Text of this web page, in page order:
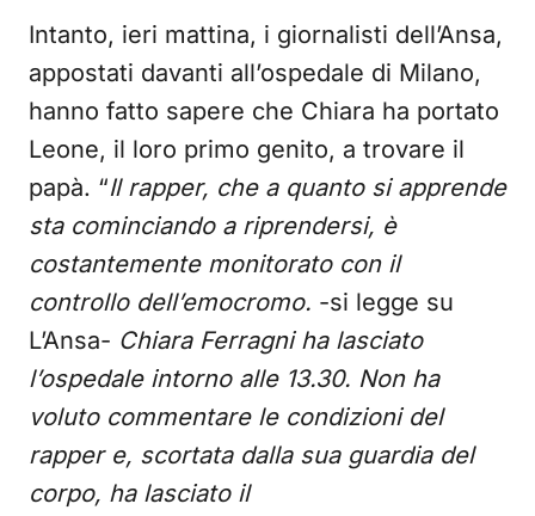
Intanto, ieri mattina, i giornalisti dell’Ansa,
appostati davanti all’ospedale di Milano,
hanno fatto sapere che Chiara ha portato
Leone, il loro primo genito, a trovare il
papà. “Il rapper, che a quanto si apprende
sta cominciando a riprendersi, è
costantemente monitorato con il
controllo dell’emocromo. -si legge su
L’Ansa- Chiara Ferragni ha lasciato
l’ospedale intorno alle 13.30. Non ha
voluto commentare le condizioni del
rapper e, scortata dalla sua guardia del
corpo, ha lasciato il